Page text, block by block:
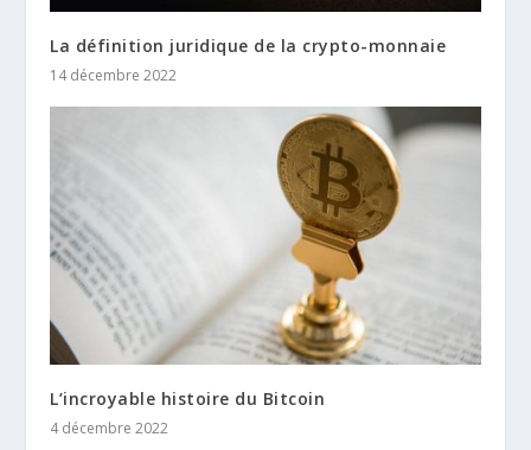
La définition juridique de la crypto-monnaie
14 décembre 2022
L’incroyable histoire du Bitcoin
4 décembre 2022